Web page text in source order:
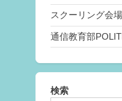
スクーリング会
通信教育部
検索